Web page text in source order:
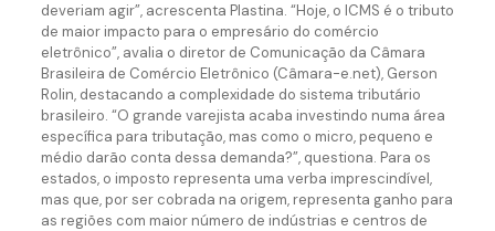
deveriam agir”, acrescenta Plastina. “Hoje, o ICMS é o tributo
de maior impacto para o empresário do comércio
eletrônico”, avalia o diretor de Comunicação da Câmara
Brasileira de Comércio Eletrônico (Câmara-e.net), Gerson
Rolin, destacando a complexidade do sistema tributário
brasileiro. “O grande varejista acaba investindo numa área
específica para tributação, mas como o micro, pequeno e
médio darão conta dessa demanda?”, questiona. Para os
estados, o imposto representa uma verba imprescindível,
mas que, por ser cobrada na origem, representa ganho para
as regiões com maior número de indústrias e centros de